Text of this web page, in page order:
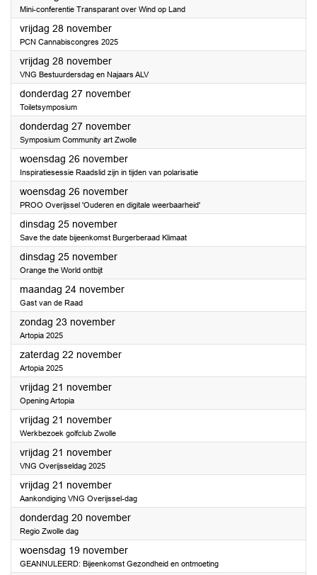
Mini-conferentie Transparant over Wind op Land
vrijdag 28 november2025
PCN Cannabiscongres 2025
vrijdag 28 november2025
VNG Bestuurdersdag en Najaars ALV
donderdag 27 november2025
Toiletsymposium
donderdag 27 november2025
Symposium Community art Zwolle
woensdag 26 november2025
Inspiratiesessie Raadslid zijn in tijden van polarisatie
woensdag 26 november2025
PROO Overijssel 'Ouderen en digitale weerbaarheid'
dinsdag 25 november2025
Save the date bijeenkomst Burgerberaad Klimaat
dinsdag 25 november2025
Orange the World ontbijt
maandag 24 november2025
Gast van de Raad
zondag 23 november2025
Artopia 2025
zaterdag 22 november2025
Artopia 2025
vrijdag 21 november2025
Opening Artopia
vrijdag 21 november2025
Werkbezoek golfclub Zwolle
vrijdag 21 november2025
VNG Overijsseldag 2025
vrijdag 21 november2025
Aankondiging VNG Overijssel-dag
donderdag 20 november2025
Regio Zwolle dag
woensdag 19 november2025
GEANNULEERD: Bijeenkomst Gezondheid en ontmoeting